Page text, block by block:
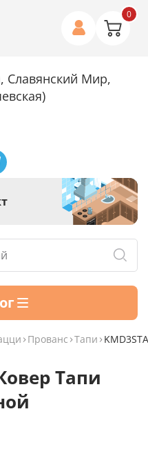
0
Славянский Мир,
Прованс Тапи
Тапи